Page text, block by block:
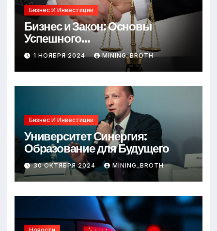
Бизнес И Инвестиции
Бизнес и Закон: Основы
Успешного
Предпринимательства
1 НОЯБРЯ 2024 MINING_BROTH
Бизнес И Инвестиции
Университет Синергия:
Образование для Будущего
30 ОКТЯБРЯ 2024 MINING_BROTH